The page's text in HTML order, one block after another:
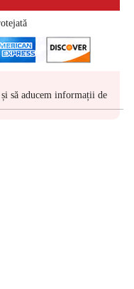
să aducem informații de